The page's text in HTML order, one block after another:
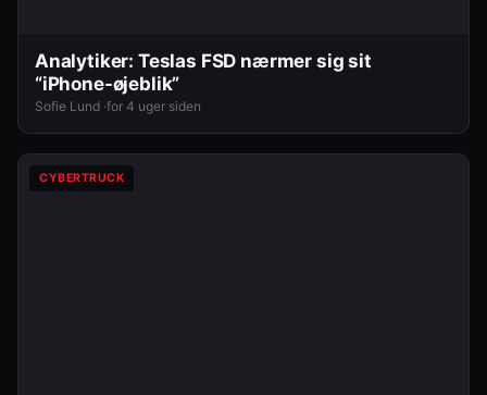
Analytiker: Teslas FSD nærmer sig sit
“iPhone-øjeblik”
Sofie Lund ·for 4 uger siden
CYBERTRUCK